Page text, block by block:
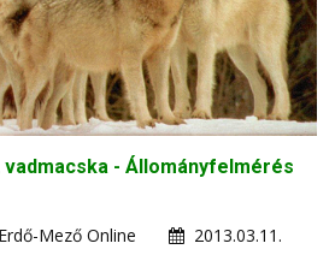
vadmacska - Állományfelmérés
Mező Online
2013.03.11.